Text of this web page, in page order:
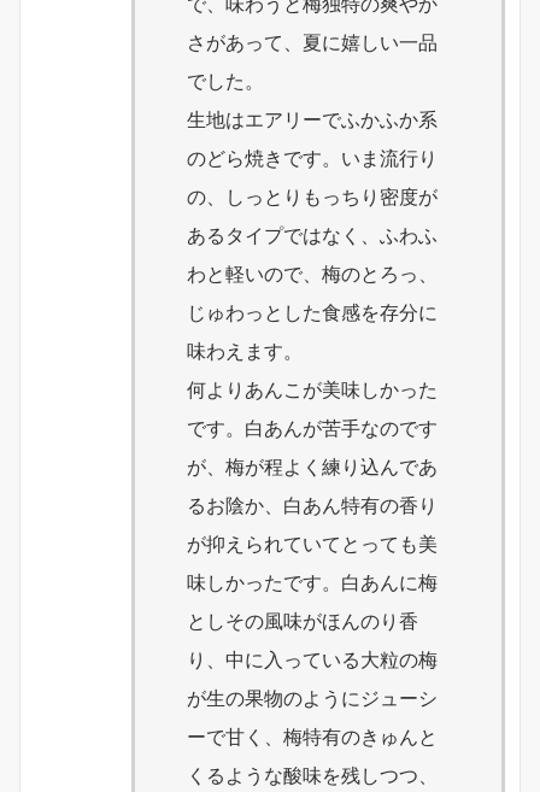
さがあって、夏に嬉しい一品
でした。
生地はエアリーでふかふか系
のどら焼きです。いま流行り
の、しっとりもっちり密度が
あるタイプではなく、ふわふ
わと軽いので、梅のとろっ、
じゅわっとした食感を存分に
味わえます。
何よりあんこが美味しかった
です。白あんが苦手なのです
が、梅が程よく練り込んであ
るお陰か、白あん特有の香り
が抑えられていてとっても美
味しかったです。白あんに梅
としその風味がほんのり香
り、中に入っている大粒の梅
が生の果物のようにジューシ
ーで甘く、梅特有のきゅんと
くるような酸味を残しつつ、